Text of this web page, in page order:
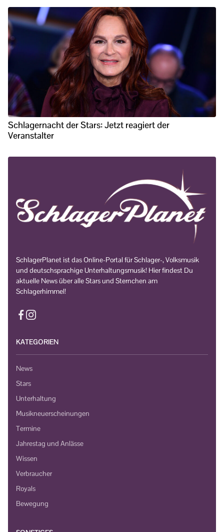
Schlagernacht der Stars: Jetzt reagiert der
Veranstalter
SchlagerPlanet ist das Online-Portal für Schlager-, Volksmusik
und deutschsprachige Unterhaltungsmusik! Hier findest Du
aktuelle News über alle Stars und Sternchen am
Schlagerhimmel!
KATEGORIEN
News
Stars
Unterhaltung
Musikneuerscheinungen
Termine
Jahrestag und Anlässe
Wissen
Verbraucher
Royals
Bewegung